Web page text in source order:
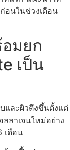
อนในช่วงเดือน
มยก
เป็น
และผิวตึงขึ้นตั้งแต่
ลาเจนใหม่อย่าง
เดือน